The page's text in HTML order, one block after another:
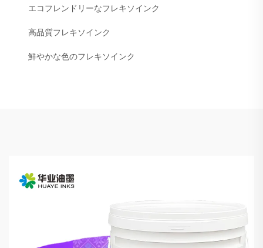
エコフレンドリーなフレキソインク
高品質フレキソインク
鮮やかな色のフレキソインク